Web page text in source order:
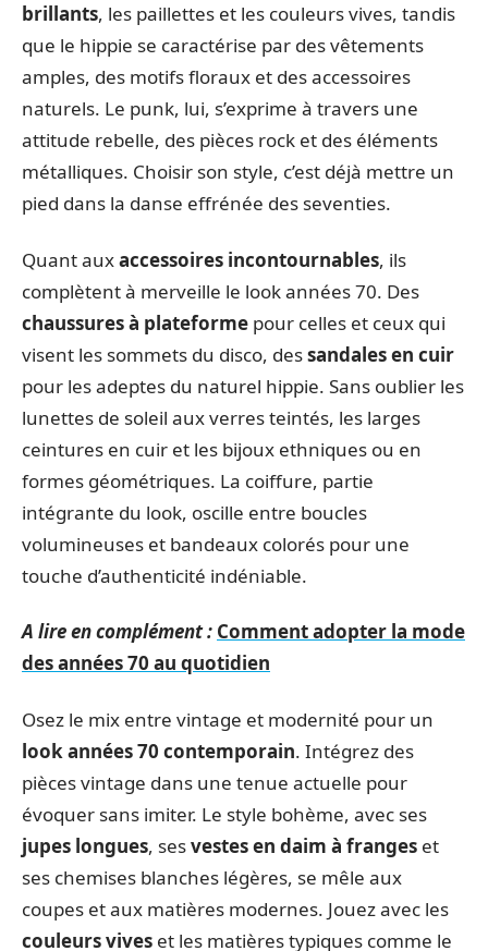
brillants, les paillettes et les couleurs vives, tandis
que le hippie se caractérise par des vêtements
amples, des motifs floraux et des accessoires
naturels. Le punk, lui, s’exprime à travers une
attitude rebelle, des pièces rock et des éléments
métalliques. Choisir son style, c’est déjà mettre un
pied dans la danse effrénée des seventies.
Quant auxaccessoires incontournables, ils
complètent à merveille le look années 70. Des
chaussures à plateforme pour celles et ceux qui
visent les sommets du disco, dessandales en cuir
pour les adeptes du naturel hippie. Sans oublier les
lunettes de soleil aux verres teintés, les larges
ceintures en cuir et les bijoux ethniques ou en
formes géométriques. La coiffure, partie
intégrante du look, oscille entre boucles
volumineuses et bandeaux colorés pour une
touche d’authenticité indéniable.
A lire en complément : Comment adopter la mode
des années 70 au quotidien
Osez le mix entre vintage et modernité pour un
look années 70 contemporain. Intégrez des
pièces vintage dans une tenue actuelle pour
évoquer sans imiter. Le style bohème, avec ses
jupes longues, sesvestes en daim à franges et
ses chemises blanches légères, se mêle aux
coupes et aux matières modernes. Jouez avec les
couleurs vives et les matières typiques comme le